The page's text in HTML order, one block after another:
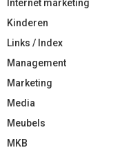
Internet marketing
Kinderen
Links / Index
Management
Marketing
Media
Meubels
MKB